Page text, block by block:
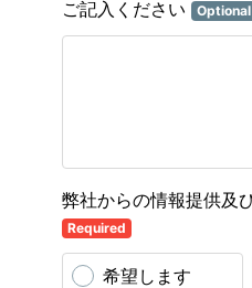
ご記入ください
Optional
弊社からの情報提供及
Required
希望します